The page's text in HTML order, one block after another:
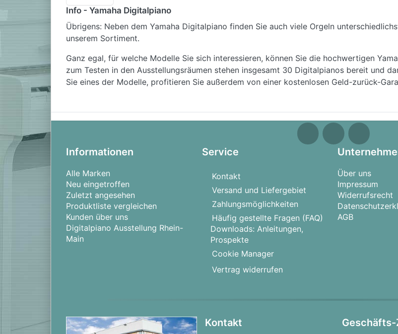
Info - Yamaha Digitalpiano
Übrigens: Neben dem Yamaha Digitalpiano finden Sie auch viele Orgeln
unserem Sortiment.
Ganz egal, für welche Modelle Sie sich interessieren, können Sie die hochwertigen
zum Testen in den Ausstellungsräumen stehen insgesamt 30 Digitalpianos bereit und
Sie eines der Modelle, profitieren Sie außerdem von einer kostenlosen Geld-zurück-
Informationen
Alle Marken
Neu eingetroffen
Zuletzt angesehen
Produktliste vergleichen
Kunden über uns
Digitalpiano Ausstellung Rhein-
Main
Service
Kontakt
Versand und Liefergebiet
Zahlungsmöglichkeiten
Häufig gestellte Fragen (FAQ)
Downloads: Anleitungen,
Prospekte
Cookie Manager
Vertrag widerrufen
Über uns
Impressum
Widerrufsrecht
AGB
Kontakt